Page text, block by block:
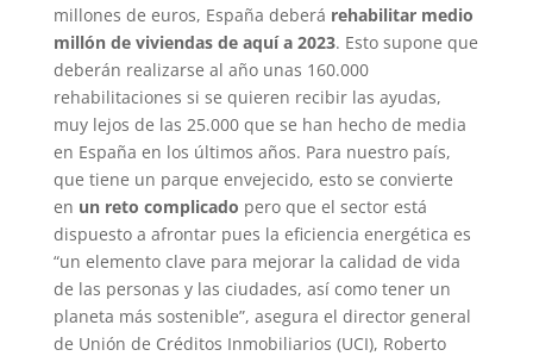
millones de euros, España deberá rehabilitar medio
millón de viviendas de aquí a 2023. Esto supone que
deberán realizarse al año unas 160.000
rehabilitaciones si se quieren recibir las ayudas,
muy lejos de las 25.000 que se han hecho de media
en España en los últimos años. Para nuestro país,
que tiene un parque envejecido, esto se convierte
en un reto complicado pero que el sector está
dispuesto a afrontar pues la eficiencia energética es
“un elemento clave para mejorar la calidad de vida
de las personas y las ciudades, así como tener un
planeta más sostenible”, asegura el director general
de Unión de Créditos Inmobiliarios (UCI), Roberto